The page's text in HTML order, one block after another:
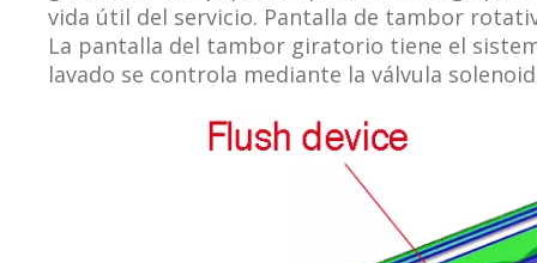
vida útil del servicio. Pantalla de tambor
La pantalla del tambor giratorio tiene el
lavado se controla mediante la válvula